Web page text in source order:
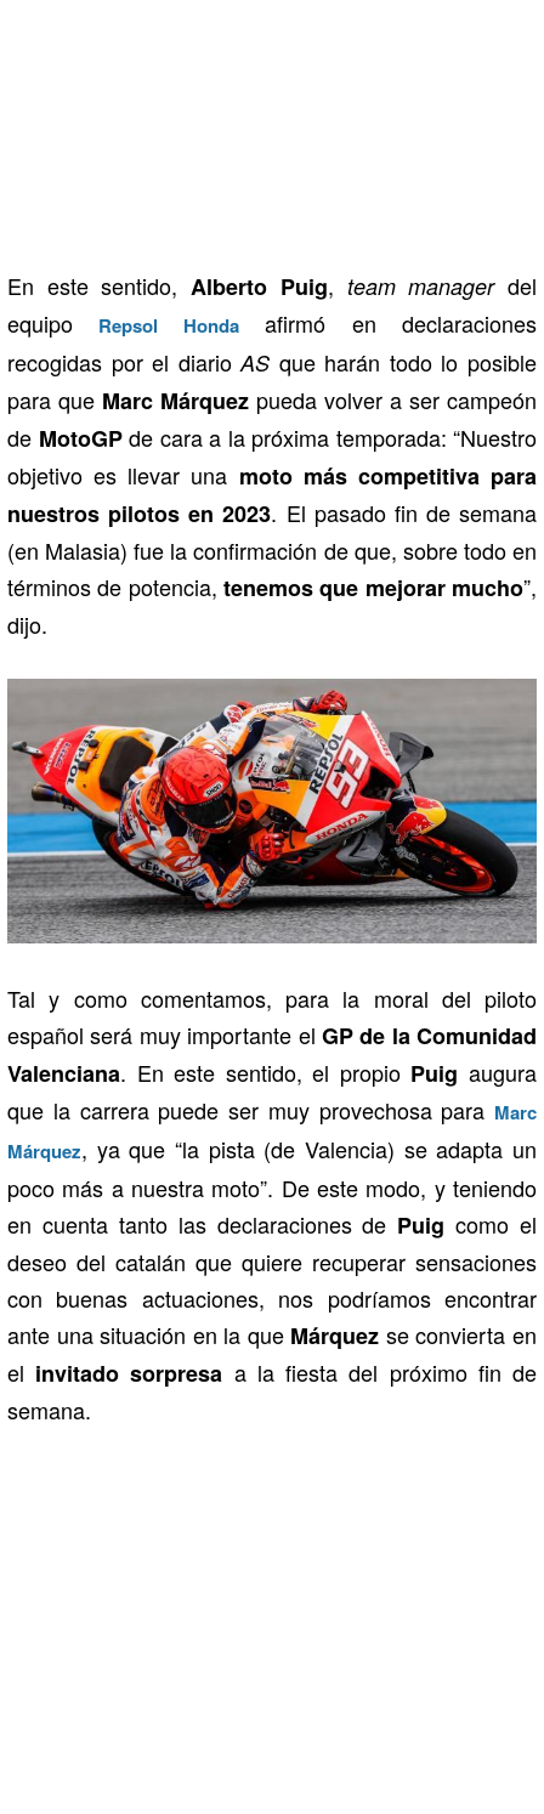
En este sentido, Alberto Puig, team managerdel
equipo
Repsol Hondaafirmó en declaraciones
recogidas por el diarioAS que harán todo lo posible
para que Marc Márquez pueda volver a ser campeón
de MotoGPde cara a la próxima temporada: “Nuestro
objetivo es llevar una moto más competitiva para
nuestros pilotos en 2023. El pasado fin de semana
(en Malasia) fue la confirmación de que, sobre todo en
términos de potencia, tenemos que mejorar mucho”,
dijo.
Tal y como comentamos, para la moral del piloto
español será muy importante el GP de la Comunidad
Valenciana. En este sentido, el propio Puig augura
que la carrera puede ser muy provechosa para Marc
Márquez, ya que “la pista (de Valencia) se adapta un
poco más a nuestra moto”. De este modo, y teniendo
en cuenta tanto las declaraciones de Puig como el
deseo del catalán que quiere recuperar sensaciones
con buenas actuaciones, nos podríamos encontrar
ante una situación en la que Márquez se convierta en
el invitado sorpresa a la fiesta del próximo fin de
semana.